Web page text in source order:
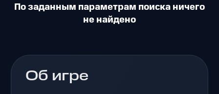
По заданным параметрам поиска ничего
не найдено
Об игре